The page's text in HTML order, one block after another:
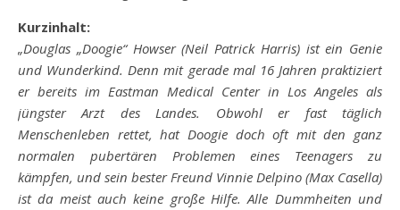
Kurzinhalt:
„Douglas „Doogie“ Howser (Neil Patrick Harris) ist ein Genie
und Wunderkind. Denn mit gerade mal 16 Jahren praktiziert
er bereits im Eastman Medical Center in Los Angeles als
jüngster Arzt des Landes. Obwohl er fast täglich
Menschenleben rettet, hat Doogie doch oft mit den ganz
normalen pubertären Problemen eines Teenagers zu
kämpfen, und sein bester Freund Vinnie Delpino (Max Casella)
ist da meist auch keine große Hilfe. Alle Dummheiten und